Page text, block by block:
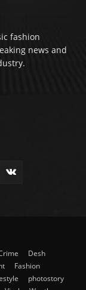
fashion
news and
Desh
Fashion
photostory